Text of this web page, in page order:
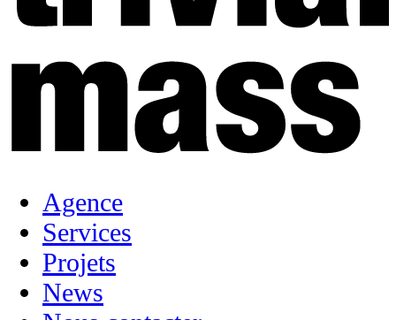
Agence
Services
Projets
News